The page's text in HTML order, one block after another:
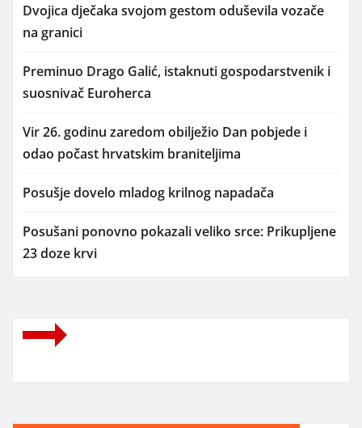
Dvojica dječaka svojom gestom oduševila vozače
na granici
Preminuo Drago Galić, istaknuti gospodarstvenik i
suosnivač Euroherca
Vir 26. godinu zaredom obilježio Dan pobjede i
odao počast hrvatskim braniteljima
Posušje dovelo mladog krilnog napadača
Posušani ponovno pokazali veliko srce: Prikupljene
23 doze krvi